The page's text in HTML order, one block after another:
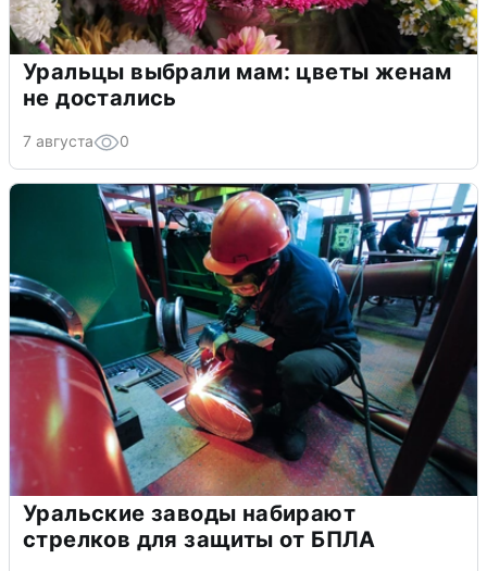
Уральцы выбрали мам: цветы женам
не достались
7 августа 0
Уральские заводы набирают
стрелков для защиты от БПЛА